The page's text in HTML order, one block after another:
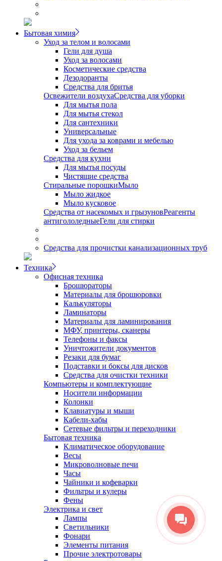
Бытовая химия
Уход за телом и волосами
Гели для душа
Уход за волосами
Косметические средства
Дезодоранты
Средства для бритья
Освежители воздухаСредства для уборки
Для мытья пола
Для мытья стекол
Для сантехники
Универсальные
Для ухода за коврами и мебелью
Уход за бельем
Средства для кухни
Для мытья посуды
Чистящие средства
Стиральные порошкиМыло
Мыло жидкое
Мыло кусковое
Средства от насекомых и грызуновРеагенты
антигололедныеГели для стирки
Средства для прочистки канализационных труб
Техника
Офисная техника
Брошюраторы
Материалы для брошюровки
Калькуляторы
Ламинаторы
Материалы для ламинирования
МФУ, принтеры, сканеры
Телефоны и факсы
Уничтожители документов
Резаки для бумаг
Подставки и боксы для дисков
Средства для очистки техники
Компьютеры и комплектующие
Носители информации
Колонки
Клавиатуры и мыши
Кабели-хабы
Сетевые фильтры и переходники
Бытовая техника
Климатическое оборудование
Весы
Микроволновые печи
Часы
Чайники и кофеварки
Фильтры и кулеры
Фены
Электрика и свет
Лампы
Светильники
Фонари
Элементы питания
Прочие электротовары